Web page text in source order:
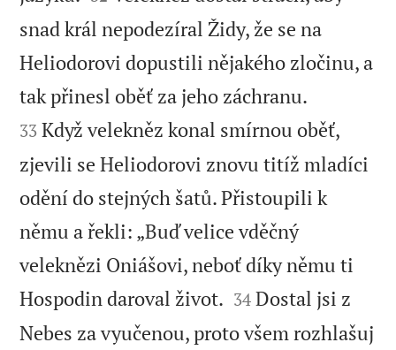
snad král nepodezíral Židy, že se na
Heliodorovi dopustili nějakého zločinu, a
tak přinesl oběť za jeho záchranu.
33 Když velekněz konal smírnou oběť,
zjevili se Heliodorovi znovu titíž mladíci
odění do stejných šatů. Přistoupili k
němu a řekli: „Buď velice vděčný
veleknězi Oniášovi, neboť díky němu ti
Hospodin daroval život. 

34 Dostal jsi z
Nebes za vyučenou, proto všem rozhlašuj